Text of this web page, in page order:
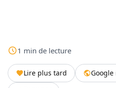
1 min de lecture
Lire plus tard Google